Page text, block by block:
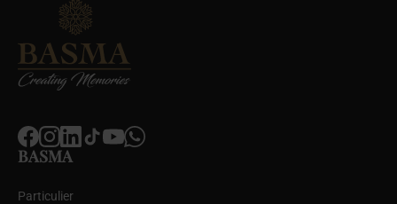
BASMA
Particulier